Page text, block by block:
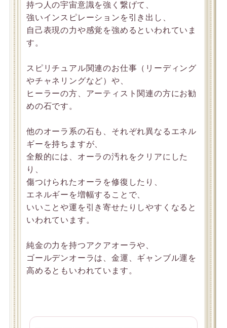
持つ人の宇宙意識を強く繋げて、
強いインスピレーションを引き出し、
自己表現の力や感覚を強めるといわれていま
す。
スピリチュアル関連のお仕事（リーディング
やチャネリングなど）や、
ヒーラーの方、アーティスト関連の方にお勧
めの石です。
他のオーラ系の石も、それぞれ異なるエネル
ギーを持ちますが、
全般的には、オーラの汚れをクリアにした
り、
傷つけられたオーラを修復したり、
エネルギーを増幅することで、
いいことや運を引き寄せたりしやすくなると
いわれています。
純金の力を持つアクアオーラや、
ゴールデンオーラは、金運、ギャンブル運を
高めるともいわれています。